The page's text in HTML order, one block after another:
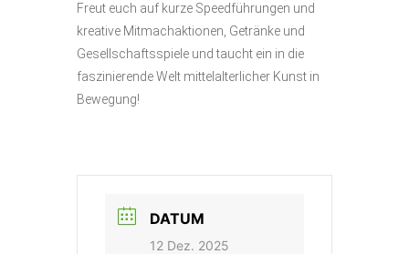
Freut euch auf kurze Speedführungen und
kreative Mitmachaktionen, Getränke und
Gesellschaftsspiele und taucht ein in die
faszinierende Welt mittelalterlicher Kunst in
Bewegung!
DATUM
12 Dez. 2025